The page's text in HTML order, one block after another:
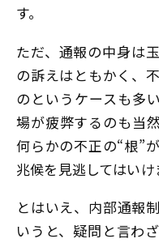
す。
ただ、通報の中身は
の訴えはともかく、
のというケースも多
場が疲弊するのも当
何らかの不正の“根”
兆候を見逃してはいけ
とはいえ、内部通報
いうと、疑問と言わ